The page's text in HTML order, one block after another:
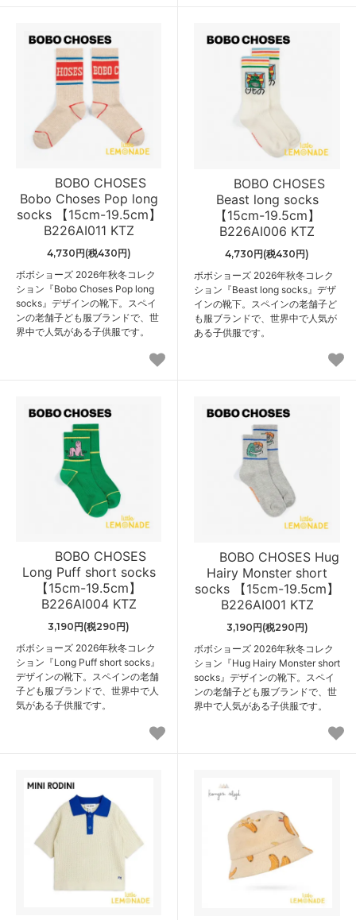
BOBO CHOSES
Bobo Choses Pop long
socks 【15cm-19.5cm】
B226AI011 KTZ
4,730円(税430円)
ボボショーズ 2026年秋冬コレク
ション『Bobo Choses Pop long
socks』デザインの靴下。スペイ
ンの老舗子ども服ブランドで、世
界中で人気がある子供服です。
BOBO CHOSES
Beast long socks
【15cm-19.5cm】
B226AI006 KTZ
4,730円(税430円)
ボボショーズ 2026年秋冬コレク
ション『Beast long socks』デザ
インの靴下。スペインの老舗子ど
も服ブランドで、世界中で人気が
ある子供服です。
BOBO CHOSES
Long Puff short socks
【15cm-19.5cm】
B226AI004 KTZ
3,190円(税290円)
ボボショーズ 2026年秋冬コレク
ション『Long Puff short socks』
デザインの靴下。スペインの老舗
子ども服ブランドで、世界中で人
気がある子供服です。
BOBO CHOSES Hug
Hairy Monster short
socks 【15cm-19.5cm】
B226AI001 KTZ
3,190円(税290円)
ボボショーズ 2026年秋冬コレク
ション『Hug Hairy Monster short
socks』デザインの靴下。スペイ
ンの老舗子ども服ブランドで、世
界中で人気がある子供服です。